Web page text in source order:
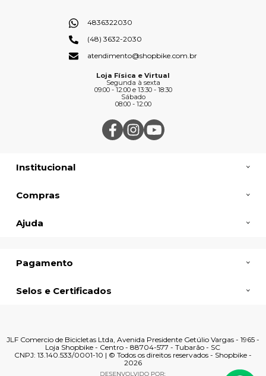
Institucional
Compras
Ajuda
4836322030
(48) 3632-2030
atendimento@shopbike.com.br
Loja Física e Virtual
Segunda à sexta
09:00 - 12:00 e 13:30 - 18:30
Sábado
08:00 - 12:00
Pagamento
Selos e Certificados
JLF Comercio de Bicicletas Ltda, Avenida Presidente Getúlio Vargas - 1965 -
Loja Shopbike - Centro - 88704-577 - Tubarão - SC
CNPJ: 13.140.533/0001-10 | © Todos os direitos reservados - Shopbike -
2026